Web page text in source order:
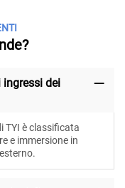
ingressi dei
TYI è classificata
e immersione in